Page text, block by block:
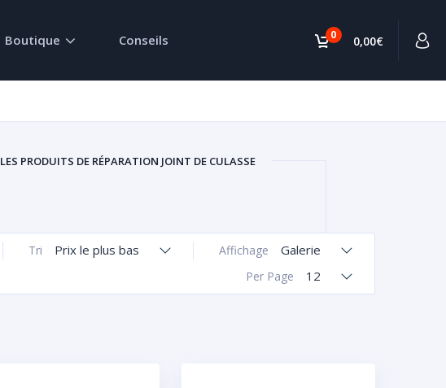
0 0,00€
Boutique Conseils
LES PRODUITS DE RÉPARATION JOINT DE CULASSE
Affichage Galerie
Tri Prix le plus bas
Per Page 12